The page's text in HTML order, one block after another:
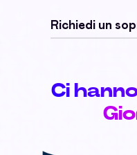
Richiedi un
Ci